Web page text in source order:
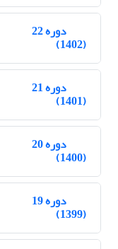
دوره 22
(1402)
دوره 21
(1401)
دوره 20
(1400)
دوره 19
(1399)